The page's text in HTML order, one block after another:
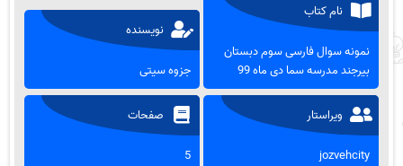
نام کتاب
نمونه سوال فارسی سوم دبستان
بیرجند مدرسه سما دی ماه 99
نویسنده
جزوه سیتی
ویراستار
jozvehcity
صفحات
5